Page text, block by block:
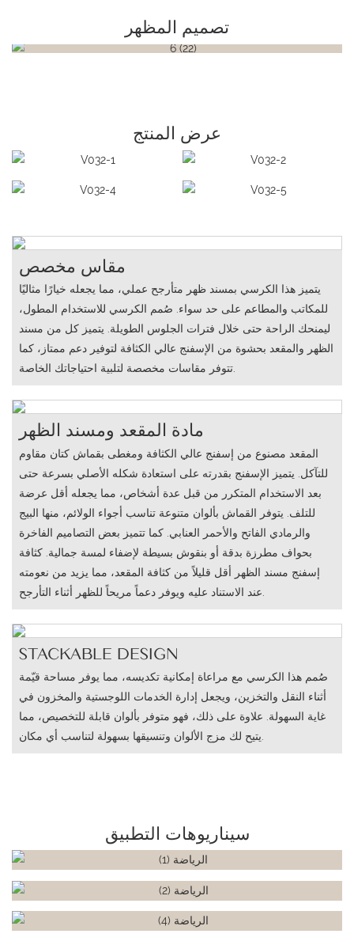
تصميم المظهر
عرض المنتج
مقاس مخصص
يتميز هذا الكرسي بمسند ظهر متأرجح عملي، مما يجعله خيارًا مثاليًا
للمكاتب والمطاعم على حد سواء. صُمم الكرسي للاستخدام المطول،
ليمنحك الراحة حتى خلال فترات الجلوس الطويلة. يتميز كل من مسند
الظهر والمقعد بحشوة من الإسفنج عالي الكثافة لتوفير دعم ممتاز، كما
تتوفر مقاسات مخصصة لتلبية احتياجاتك الخاصة.
مادة المقعد ومسند الظهر
المقعد مصنوع من إسفنج عالي الكثافة ومغطى بقماش كتان مقاوم
للتآكل. يتميز الإسفنج بقدرته على استعادة شكله الأصلي بسرعة حتى
بعد الاستخدام المتكرر من قبل عدة أشخاص، مما يجعله أقل عرضة
للتلف. يتوفر القماش بألوان متنوعة تناسب أجواء الولائم، منها البيج
والرمادي الفاتح والأحمر العنابي. كما تتميز بعض التصاميم الفاخرة
بحواف مطرزة بدقة أو بنقوش بسيطة لإضفاء لمسة جمالية. كثافة
إسفنج مسند الظهر أقل قليلاً من كثافة المقعد، مما يزيد من نعومته
STACKABLE DESIGN
صُمم هذا الكرسي مع مراعاة إمكانية تكديسه، مما يوفر مساحة قيّمة
أثناء النقل والتخزين، ويجعل إدارة الخدمات اللوجستية والمخزون في
غاية السهولة. علاوة على ذلك، فهو متوفر بألوان قابلة للتخصيص، مما
سيناريوهات التطبيق